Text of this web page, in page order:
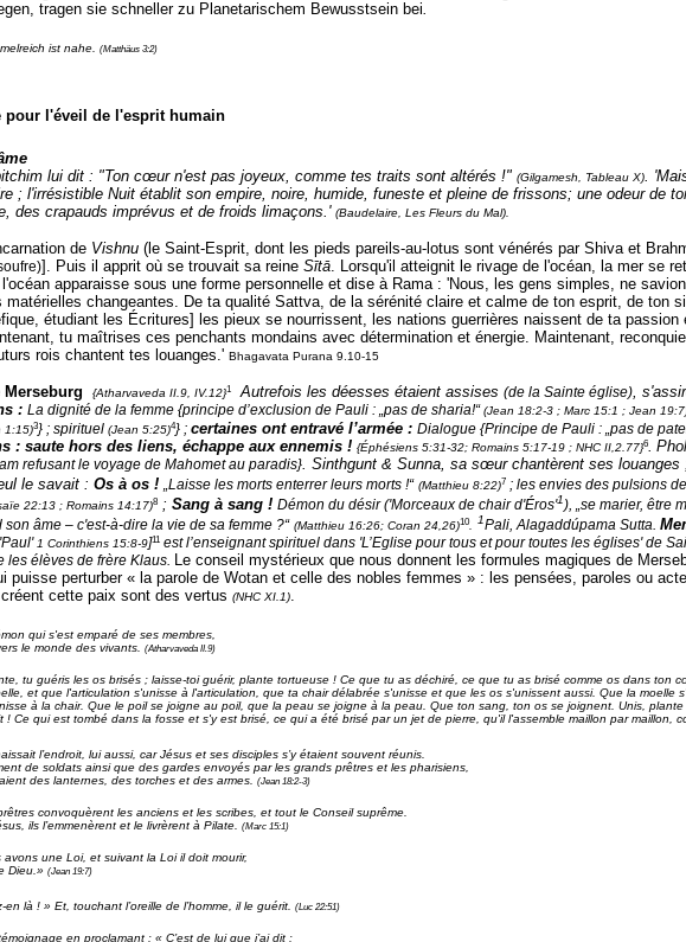
tragen sie schneller zu Planetarischem Bewusstsein bei.
ist nahe. (Matthäus 3:2)
pour l'éveil de l'esprit humain
lui dit : "Ton cœur n'est pas joyeux, comme tes traits sont altérés !" (Gilgamesh, Tableau X)
.
; l'irrésistible Nuit établit son empire, noire, humide, funeste et pleine de frissons; une odeur de
des crapauds imprévus et de froids limaçons.' (Baudelaire, Les Fleurs du Mal).
de Vishnu (le Saint-Esprit, dont les pieds pareils-au-lotus sont vénérés par Shiva et
]. Puis il apprit où se trouvait sa reine Sītā . Lorsqu'il atteignit le rivage de l'océan, la mer se
apparaisse sous une forme personnelle et dise à Rama : 'Nous, les gens simples, ne
matérielles changeantes. De ta qualité Sattva, de la sérénité claire et calme de ton esprit, de ton
étudiant les Écritures] les pieux se nourrissent, les nations guerrières naissent de ta
tu maîtrises ces penchants mondains avec détermination et énergie. Maintenant,
rois chantent tes louanges.' Bhagavata Purana 9.10-15
{Atharvaveda II.9, IV.12}1 Autrefois les déesses étaient assises (de la Sainte église) ,
: La dignité de la femme {principe d’exclusion de Pauli : „pas de sharia!“(Jean 18:2-3 ; Marc 15:1 ; Jean
1:15)3} ; spirituel (Jean 5:25)4} ; certaines ont entravé l’armée : Dialogue {Principe de Pauli : „pas de
: saute hors des liens, échappe aux ennemis ! {Éphésiens 5:31-32; Romains 5:17-19 ; NHC II,2.77}6
refusant le voyage de Mahomet au paradis} . Sinthgunt & Sunna, sa sœur chantèrent ses
le savait : Os à os ! „Laisse les morts enterrer leurs morts !“ (Matthieu 8:22)7 ; les envies des pulsions
22:13 ; Romains 14:17)8 ; Sang à sang ! Démon du désir ('Morceaux de chair d'Éros'1), „se marier, être
âme – c'est-à-dire la vie de sa femme ?“ (Matthieu 16:26; Coran 24,26)10. 1Pali, Alagaddúpama Sutta.
1 Corinthiens 15:8-9]11 est l’enseignant spirituel dans 'L’Eglise pour tous et pour toutes les églises' de
les élèves de frère Klaus. Le conseil mystérieux que nous donnent les formules magiques de
puisse perturber « la parole de Wotan et celle des nobles femmes » : les pensées, paroles ou
cette paix sont des vertus (NHC XI.1).
qui s'est emparé de ses membres,
le monde des vivants.
(Atharvaveda II.9)
tu guéris les os brisés ; laisse-toi guérir, plante tortueuse ! Ce que tu as déchiré, ce que tu as brisé comme os dans ton
et que l'articulation s'unisse à l'articulation, que ta chair délabrée s'unisse et que les os s'unissent aussi. Que la
à la chair. Que le poil se joigne au poil, que la peau se joigne à la peau. Que ton sang, ton os se joignent. Unis,
! Ce qui est tombé dans la fosse et s'y est brisé, ce qui a été brisé par un jet de pierre, qu'il l'assemble maillon par maillon,
l’endroit, lui aussi, car Jésus et ses disciples s’y étaient souvent réunis.
de soldats ainsi que des gardes envoyés par les grands prêtres et les pharisiens,
des lanternes, des torches et des armes.
(Jean 18:2-3)
convoquèrent les anciens et les scribes, et tout le Conseil suprême.
ils l’emmenèrent et le livrèrent à Pilate.
(Marc 15:1)
une Loi, et suivant la Loi il doit mourir,
Dieu.» (Jean 19:7)
là ! » Et, touchant l’oreille de l’homme, il le guérit. (Luc 22:51)
en proclamant : « C’est de lui que j’ai dit :